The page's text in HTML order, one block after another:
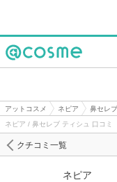
アットコスメ ネピア 鼻セレ
ネピア / 鼻セレブ ティシュ 口コミ
クチコミ一覧
ネピア